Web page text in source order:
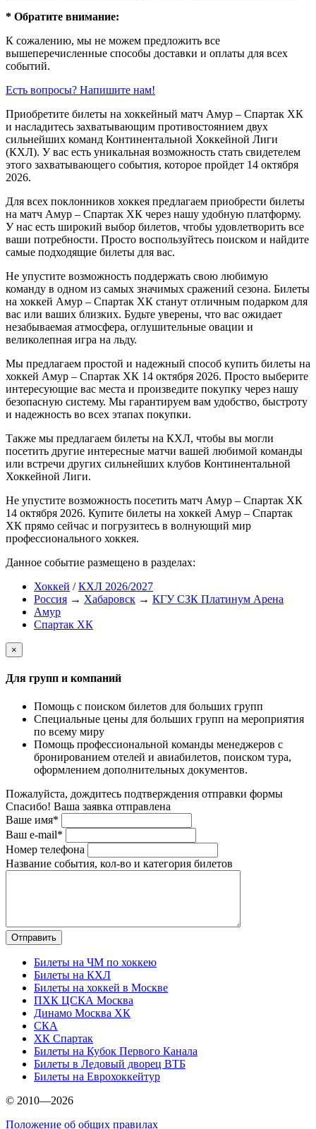
* Обратите внимание:
К сожалению, мы не можем предложить все
вышеперечисленные способы доставки и оплаты для всех
событий.
Есть вопросы? Напишите нам!
Приобретите билеты на хоккейный матч Амур – Спартак ХК
и насладитесь захватывающим противостоянием двух
сильнейших команд Континентальной Хоккейной Лиги
(КХЛ). У вас есть уникальная возможность стать свидетелем
этого захватывающего события, которое пройдет 14 октября
2026.
Для всех поклонников хоккея предлагаем приобрести билеты
на матч Амур – Спартак ХК через нашу удобную платформу.
У нас есть широкий выбор билетов, чтобы удовлетворить все
ваши потребности. Просто воспользуйтесь поиском и найдите
самые подходящие билеты для вас.
Не упустите возможность поддержать свою любимую
команду в одном из самых значимых сражений сезона. Билеты
на хоккей Амур – Спартак ХК станут отличным подарком для
вас или ваших близких. Будьте уверены, что вас ожидает
незабываемая атмосфера, оглушительные овации и
великолепная игра на льду.
Мы предлагаем простой и надежный способ купить билеты на
хоккей Амур – Спартак ХК 14 октября 2026. Просто выберите
интересующие вас места и произведите покупку через нашу
безопасную систему. Мы гарантируем вам удобство, быстроту
и надежность во всех этапах покупки.
Также мы предлагаем билеты на КХЛ, чтобы вы могли
посетить другие интересные матчи вашей любимой команды
или встречи других сильнейших клубов Континентальной
Хоккейной Лиги.
Не упустите возможность посетить матч Амур – Спартак ХК
14 октября 2026. Купите билеты на хоккей Амур – Спартак
ХК прямо сейчас и погрузитесь в волнующий мир
профессионального хоккея.
Данное событие размещено в разделах:
Хоккей /КХЛ 2026/2027
Россия → Хабаровск → КГУ СЗК Платинум Арена
Амур
Спартак ХК
×
Для групп и компаний
Помощь с поиском билетов для больших групп
Специальные цены для больших групп на мероприятия
по всему миру
Помощь профессиональной команды менеджеров с
бронированием отелей и авиабилетов, поиском тура,
оформлением дополнительных документов.
Пожалуйста, дождитесь подтверждения отправки формы
Спасибо! Ваша заявка отправлена
Ваше имя*
Ваш e-mail*
Номер телефона
Название события, кол-во и категория билетов
Билеты на ЧМ по хоккею
Билеты на КХЛ
Билеты на хоккей в Москве
ПХК ЦСКА Москва
Динамо Москва ХК
СКА
ХК Спартак
Билеты на Кубок Первого Канала
Билеты в Ледовый дворец ВТБ
Билеты на Еврохоккейтур
© 2010—2026
Положение об общих правилах